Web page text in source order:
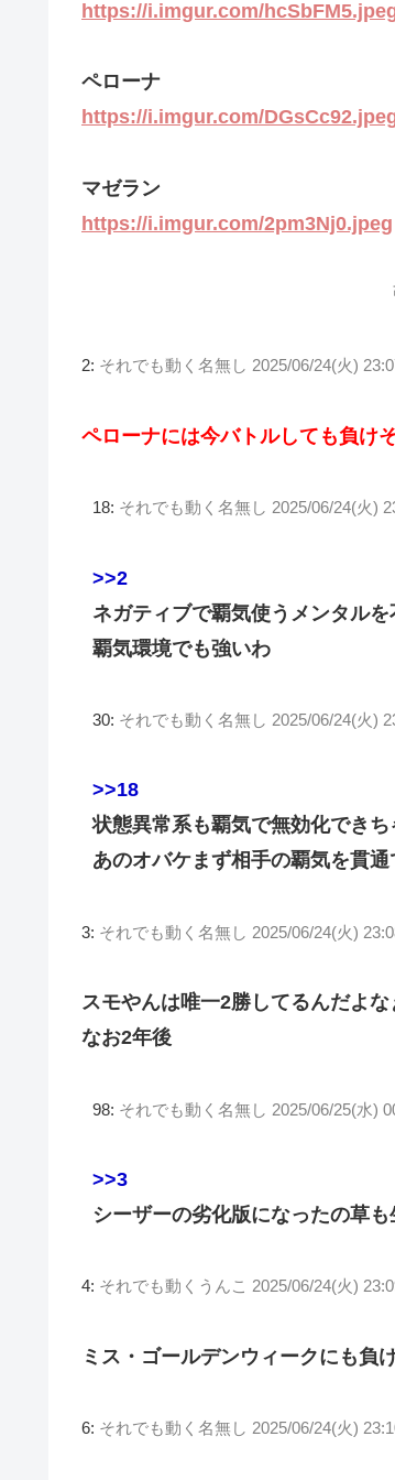
https://i.imgur.com/
ペローナ
https://i.imgur.com/
マゼラン
https://i.imgur.com/2pm3Nj0.jpeg
2: それでも動く名無し 2025/06/24(火)
ペローナには今バトルしても負け
18: それでも動く名無し 2025/06/24(火)
>>2
ネガティブで覇気使うメンタル
覇気環境でも強いわ
30: それでも動く名無し 2025/06/24(火)
>>18
状態異常系も覇気で無効化でき
あのオバケまず相手の覇気を貫
3: それでも動く名無し 2025/06/24(火)
スモやんは唯一2勝してるんだよな
なお2年後
98: それでも動く名無し 2025/06/25(水)
>>3
シーザーの劣化版になったの草
4: それでも動くうんこ 2025/06/24(火)
ミス・ゴールデンウィークにも負
6: それでも動く名無し 2025/06/24(火)